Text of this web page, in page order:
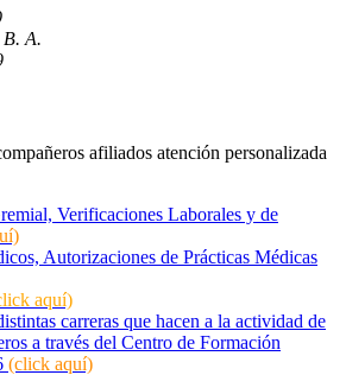
A.
afiliados atención personalizada
Verificaciones Laborales y de
Autorizaciones de Prácticas Médicas
aquí)
carreras que hacen a la actividad de
a través del Centro de Formación
(click aquí)